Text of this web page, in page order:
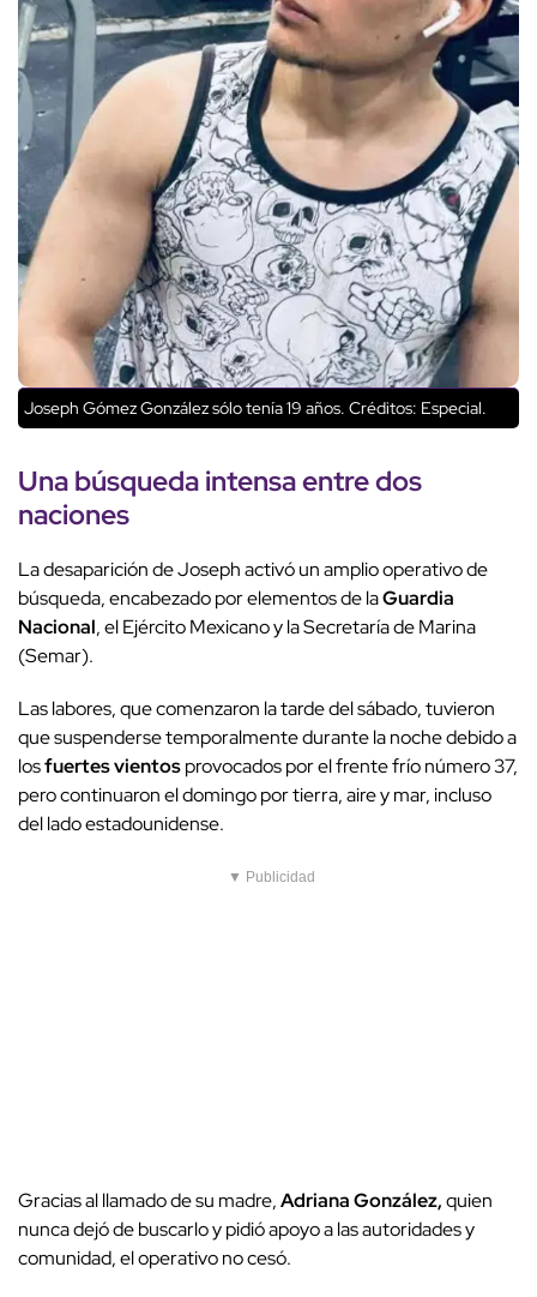
Joseph Gómez González sólo tenía 19 años. Créditos: Especial.
Una búsqueda intensa entre dos
naciones
La desaparición de Joseph activó un amplio operativo de
búsqueda, encabezado por elementos de laGuardia
Nacional, el Ejército Mexicano y la Secretaría de Marina
(Semar).
Las labores, que comenzaron la tarde del sábado, tuvieron
que suspenderse temporalmente durante la noche debido a
losfuertes vientosprovocados por el frente frío número 37,
pero continuaron el domingo por tierra, aire y mar, incluso
del lado estadounidense.
▼ Publicidad
Gracias al llamado de su madre,Adriana González,quien
nunca dejó de buscarlo y pidió apoyo a las autoridades y
comunidad, el operativo no cesó.